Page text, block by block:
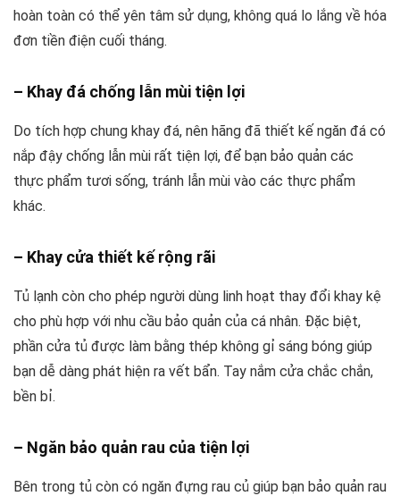
hoàn toàn có thể yên tâm sử dụng, không quá lo lắng về hóa
đơn tiền điện cuối tháng.
– Khay đá chống lẫn mùi tiện lợi
Do tích hợp chung khay đá, nên hãng đã thiết kế ngăn đá có
nắp đậy chống lẫn mùi rất tiện lợi, để bạn bảo quản các
thực phẩm tươi sống, tránh lẫn mùi vào các thực phẩm
khác.
– Khay cửa thiết kế rộng rãi
Tủ lạnh còn cho phép người dùng linh hoạt thay đổi khay kệ
cho phù hợp với nhu cầu bảo quản của cá nhân. Đặc biệt,
phần cửa tủ được làm bằng thép không gỉ sáng bóng giúp
bạn dễ dàng phát hiện ra vết bẩn. Tay nắm cửa chắc chắn,
bền bỉ.
– Ngăn bảo quản rau của tiện lợi
Bên trong tủ còn có ngăn đựng rau củ giúp bạn bảo quản rau